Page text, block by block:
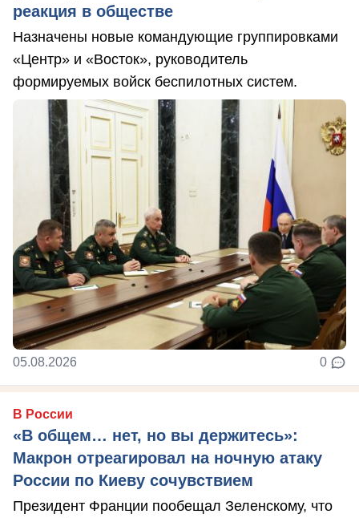
реакция в обществе
Назначены новые командующие группировками
«Центр» и «Восток», руководитель
формируемых войск беспилотных систем.
05.08.2026 0
В России
«В общем… нет, но вы держитесь»:
Макрон отреагировал на ночную атаку
России по Киеву сочувствием
Президент Франции пообещал Зеленскому, что